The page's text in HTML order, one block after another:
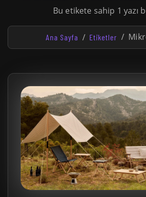
Bu etikete sahip 1 yazı
Ana Sayfa Etiketler